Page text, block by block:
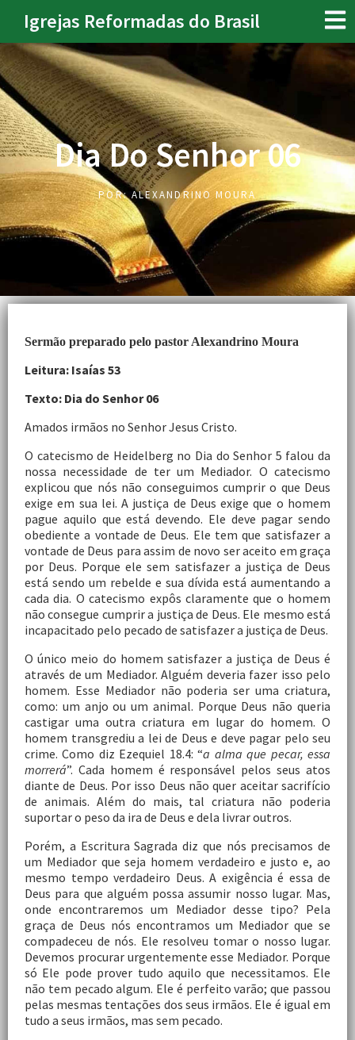
Igrejas Reformadas do Brasil
Dia Do Senhor 06
POR:ALEXANDRINO MOURA
Sermão preparado pelo pastor Alexandrino Moura
Leitura: Isaías 53
Texto: Dia do Senhor 06
Amados irmãos no Senhor Jesus Cristo.
O catecismo de Heidelberg no Dia do Senhor 5 falou da
nossa necessidade de ter um Mediador. O catecismo
explicou que nós não conseguimos cumprir o que Deus
exige em sua lei. A justiça de Deus exige que o homem
pague aquilo que está devendo. Ele deve pagar sendo
obediente a vontade de Deus. Ele tem que satisfazer a
vontade de Deus para assim de novo ser aceito em graça
por Deus. Porque ele sem satisfazer a justiça de Deus
está sendo um rebelde e sua dívida está aumentando a
cada dia. O catecismo expôs claramente que o homem
não consegue cumprir a justiça de Deus. Ele mesmo está
incapacitado pelo pecado de satisfazer a justiça de Deus.
O único meio do homem satisfazer a justiça de Deus é
através de um Mediador. Alguém deveria fazer isso pelo
homem. Esse Mediador não poderia ser uma criatura,
como: um anjo ou um animal. Porque Deus não queria
castigar uma outra criatura em lugar do homem. O
homem transgrediu a lei de Deus e deve pagar pelo seu
crime. Como diz Ezequiel 18.4: “a alma que pecar, essa
morrerá”. Cada homem é responsável pelos seus atos
diante de Deus. Por isso Deus não quer aceitar sacrifício
de animais. Além do mais, tal criatura não poderia
suportar o peso da ira de Deus e dela livrar outros.
Porém, a Escritura Sagrada diz que nós precisamos de
um Mediador que seja homem verdadeiro e justo e, ao
mesmo tempo verdadeiro Deus. A exigência é essa de
Deus para que alguém possa assumir nosso lugar. Mas,
onde encontraremos um Mediador desse tipo? Pela
graça de Deus nós encontramos um Mediador que se
compadeceu de nós. Ele resolveu tomar o nosso lugar.
Devemos procurar urgentemente esse Mediador. Porque
só Ele pode prover tudo aquilo que necessitamos. Ele
não tem pecado algum. Ele é perfeito varão; que passou
pelas mesmas tentações dos seus irmãos. Ele é igual em
tudo a seus irmãos, mas sem pecado.